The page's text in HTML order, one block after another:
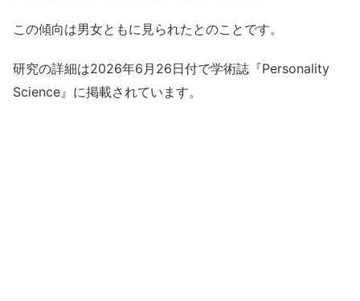
この傾向は男女ともに見られたとのことです。
研究の詳細は2026年6月26日付で学術誌『Personality
Science』に掲載されています。